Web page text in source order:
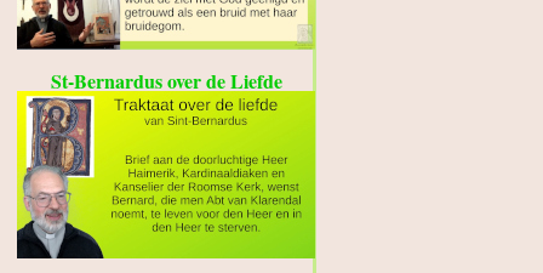
St-Bernardus over de Liefde